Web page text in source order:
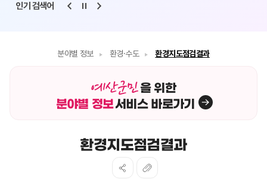
인기 검색어
분야별 정보 환경·수도 환경지도점검결과
을 위한
분야별 정보서비스 바로가기
환경지도점검결과